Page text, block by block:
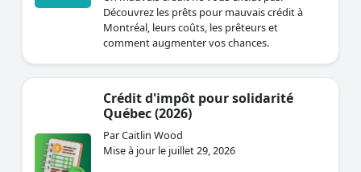
Découvrez les prêts pour mauvais crédit à
Montréal, leurs coûts, les prêteurs et
comment augmenter vos chances.
Crédit d'impôt pour solidarité
Québec (2026)
Par Caitlin Wood
Mise à jour le juillet 29, 2026